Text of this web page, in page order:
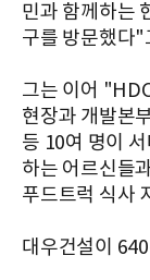
민과 함께하는
구를 방문했다"
그는 이어
현장과 개발본
등 10여 명이
하는 어르신들
푸드트럭 식사
대우건설이